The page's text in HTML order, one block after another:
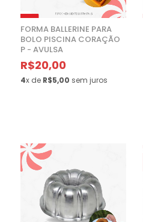
FORMA BALLERINE PARA
BOLO PISCINA CORAÇÃO
P - AVULSA
R$20,00
4x de R$5,00 sem juros